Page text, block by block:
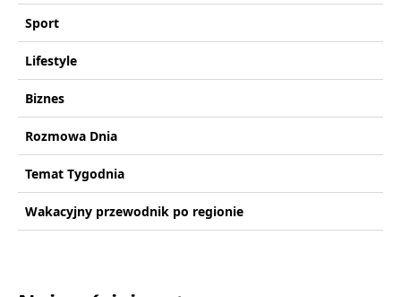
Sport
Lifestyle
Biznes
Rozmowa Dnia
Temat Tygodnia
Wakacyjny przewodnik po regionie